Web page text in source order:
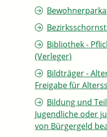
Bibliothek -
(Verleger)
Bildträger -
Freigabe für
Bildung und
Jugendliche oder
von Bürgergeld